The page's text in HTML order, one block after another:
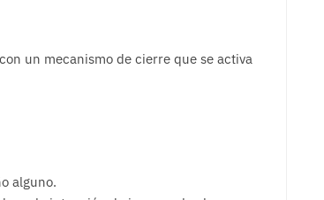
un mecanismo de cierre que se activa
alguno.